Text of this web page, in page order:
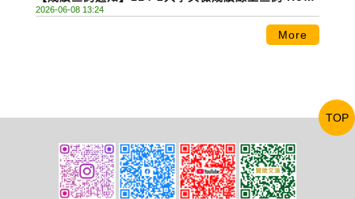
To Access Your CSEPT Results Online
2026-06-08 13:24
More
TOP